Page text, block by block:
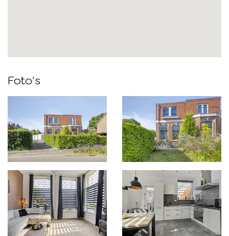
Foto's
Foto
overslaan